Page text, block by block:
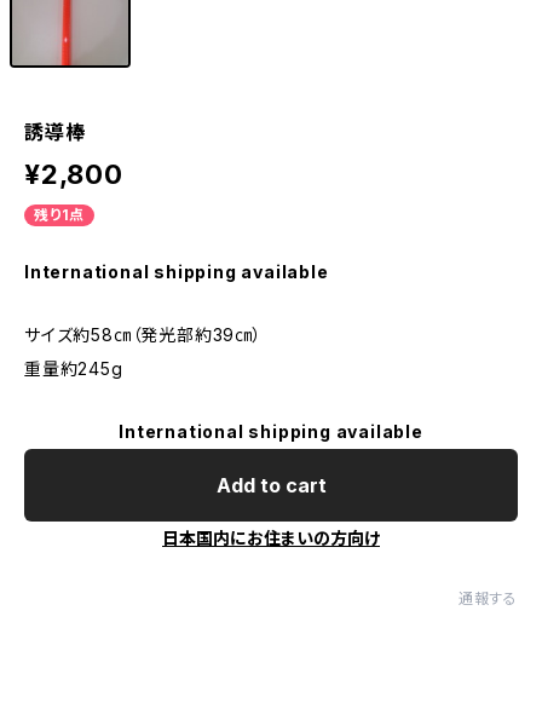
誘導棒
¥2,800
残り1点
International shipping available
サイズ約58㎝（発光部約39㎝）
重量約245g
International shipping available
Add to cart
日本国内にお住まいの方向け
通報する